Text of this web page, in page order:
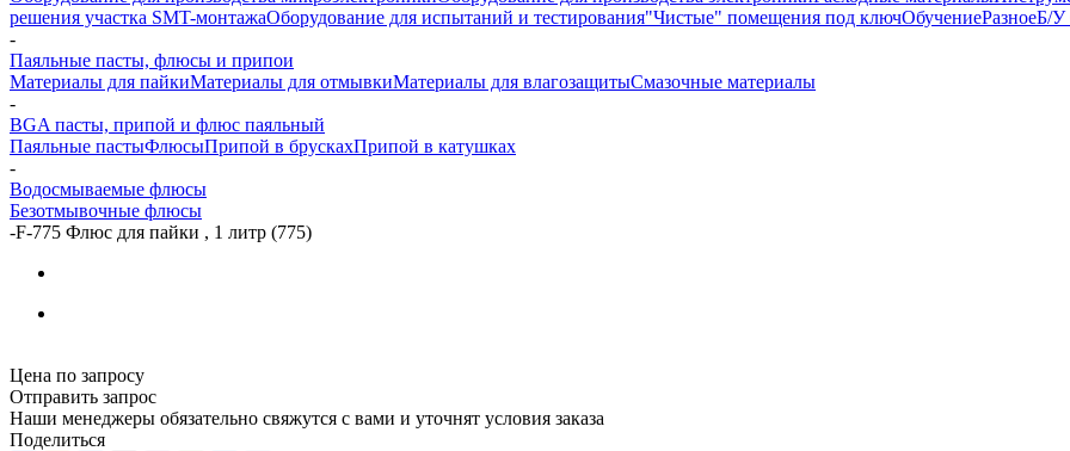
решения участка SMT-монтажаОборудование для испытаний и тестирования"Чистые" помещения под ключОбучениеРазноеБ/У
-
Паяльные пасты, флюсы и припои
Материалы для пайкиМатериалы для отмывкиМатериалы для влагозащитыСмазочные материалы
-
BGA пасты, припой и флюс паяльный
Паяльные пастыФлюсыПрипой в брускахПрипой в катушках
-
Водосмываемые флюсы
Безотмывочные флюсы
-F-775 Флюс для пайки , 1 литр (775)
Цена по запросу
Отправить запрос
Наши менеджеры обязательно свяжутся с вами и уточнят условия заказа
Поделиться